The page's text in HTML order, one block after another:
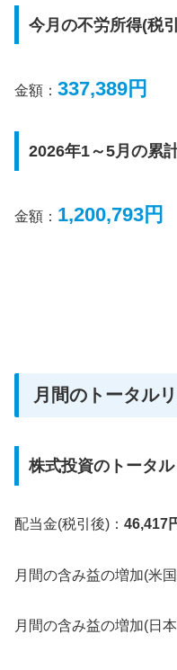
今月の不労所得(税
金額： 337,389円
2026年1～5月の累
金額： 1,200,793円
月間のトータル
株式投資のトータ
配当金(税引後)： 46,417
月間の含み益の増加(米国
月間の含み益の増加(日本